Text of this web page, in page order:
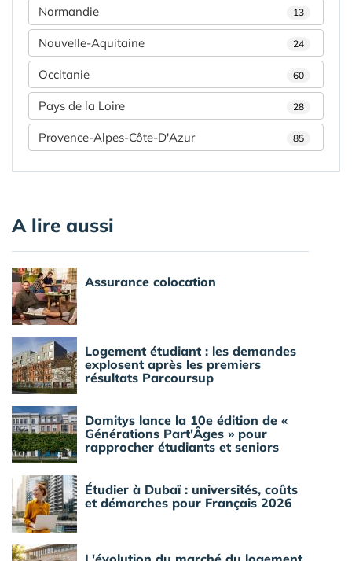
Normandie 13
Nouvelle-Aquitaine 24
Occitanie 60
Pays de la Loire 28
Provence-Alpes-Côte-D'Azur 85
A lire aussi
Assurance colocation
Logement étudiant : les demandes
explosent après les premiers
résultats Parcoursup
Domitys lance la 10e édition de «
Générations Part'Âges » pour
rapprocher étudiants et seniors
Étudier à Dubaï : universités, coûts
et démarches pour Français 2026